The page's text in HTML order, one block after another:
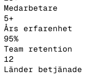
Medarbetare
5+
Års erfarenhet
95%
Team retention
12
Länder betjänade